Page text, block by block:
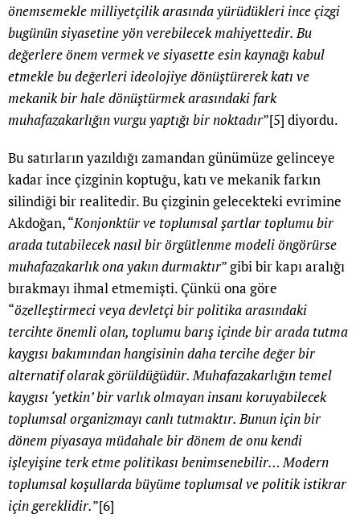
önemsemekle milliyetçilik arasında yürüdükleri ince çizgi
bugünün siyasetine yön verebilecek mahiyettedir. Bu
değerlere önem vermek ve siyasette esin kaynağı kabul
etmekle bu değerleri ideolojiye dönüştürerek katı ve
mekanik bir hale dönüştürmek arasındaki fark
muhafazakarlığın vurgu yaptığı bir noktadır”[5] diyordu.
Bu satırların yazıldığı zamandan günümüze gelinceye
kadar ince çizginin koptuğu, katı ve mekanik farkın
silindiği bir realitedir. Bu çizginin gelecekteki evrimine
Akdoğan, “Konjonktür ve toplumsal şartlar toplumu bir
arada tutabilecek nasıl bir örgütlenme modeli öngörürse
muhafazakarlık ona yakın durmaktır” gibi bir kapı aralığı
bırakmayı ihmal etmemişti. Çünkü ona göre
“özelleştirmeci veya devletçi bir politika arasındaki
tercihte önemli olan, toplumu barış içinde bir arada tutma
kaygısı bakımından hangisinin daha tercihe değer bir
alternatif olarak görüldüğüdür. Muhafazakarlığın temel
kaygısı ‘yetkin’ bir varlık olmayan insanı koruyabilecek
toplumsal organizmayı canlı tutmaktır. Bunun için bir
dönem piyasaya müdahale bir dönem de onu kendi
işleyişine terk etme politikası benimsenebilir… Modern
toplumsal koşullarda büyüme toplumsal ve politik istikrar
için gereklidir.”[6]